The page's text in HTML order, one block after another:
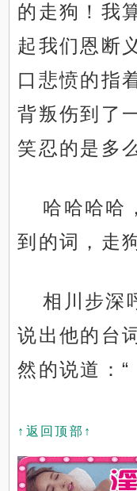
的走狗！我
起我们恩断
口悲愤的指
背叛伤到了
笑忍的是多
哈哈哈哈
到的词，走
相川步深
说出他的台
然的说道：“
↑返回顶部↑